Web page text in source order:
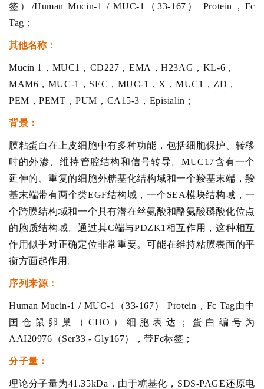
签）/Human Mucin-1 / MUC-1（33-167） Protein，Fc
Tag；
其他名称：
Mucin 1，MUC1，CD227，EMA，H23AG，KL-6，
MAM6，MUC-1，SEC，MUC-1，X，MUC1，ZD，
PEM，PEMT，PUM，CA15-3，Episialin；
背景：
膜粘蛋白在上皮细胞中有多种功能，包括细胞保护、转移
时的外渗、维持管腔结构和信号转导。MUC17含有一个
延伸的、重复的细胞外糖基化结构域和一个羧基末端，羧
基末端带有两个类EGF结构域，一个SEA模块结构域，一
个跨膜结构域和一个具有潜在丝氨酸和酪氨酸磷酸化位点
的胞质结构域。通过其C端与PDZK1相互作用，这种相互
作用似乎对正确定位非常重要。可能在维持粘膜表面的平
衡方面起作用。
序列来源：
Human Mucin-1 / MUC-1（33-167） Protein，Fc Tag由中
国仓鼠卵巢（CHO）细胞表达；蛋白编号为
AAI20976（Ser33 - Gly167），带Fc标签；
分子量 ：
理论分子量为41.35kDa，由于糖基化，SDS-PAGE还原电